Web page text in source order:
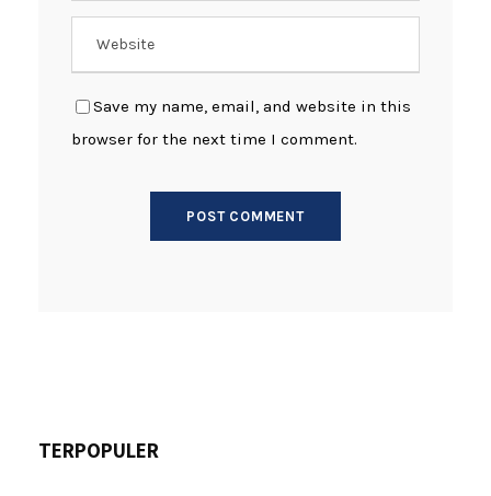
Save my name, email, and website in this
browser for the next time I comment.
TERPOPULER